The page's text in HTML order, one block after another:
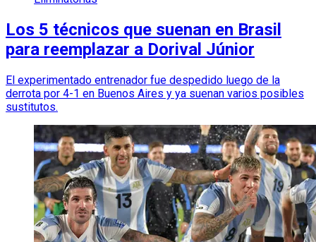
Los 5 técnicos que suenan en Brasil
para reemplazar a Dorival Júnior
El experimentado entrenador fue despedido luego de la
derrota por 4-1 en Buenos Aires y ya suenan varios posibles
sustitutos.